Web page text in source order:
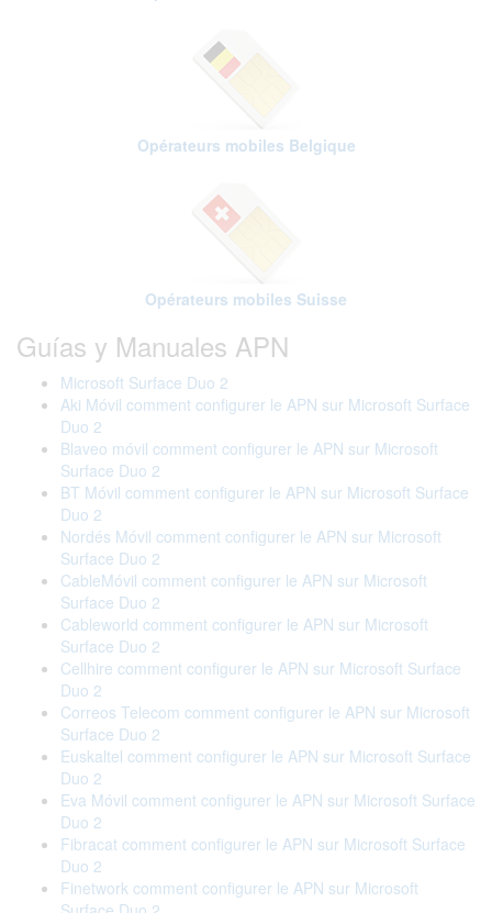
Opérateurs mobiles Belgique
Opérateurs mobiles Suisse
Guías y Manuales APN
Microsoft Surface Duo 2
Aki Móvil comment configurer le APN sur Microsoft Surface
Duo 2
Blaveo móvil comment configurer le APN sur Microsoft
Surface Duo 2
BT Móvil comment configurer le APN sur Microsoft Surface
Duo 2
Nordés Móvil comment configurer le APN sur Microsoft
Surface Duo 2
CableMóvil comment configurer le APN sur Microsoft
Surface Duo 2
Cableworld comment configurer le APN sur Microsoft
Surface Duo 2
Cellhire comment configurer le APN sur Microsoft Surface
Duo 2
Correos Telecom comment configurer le APN sur Microsoft
Surface Duo 2
Euskaltel comment configurer le APN sur Microsoft Surface
Duo 2
Eva Móvil comment configurer le APN sur Microsoft Surface
Duo 2
Fibracat comment configurer le APN sur Microsoft Surface
Duo 2
Finetwork comment configurer le APN sur Microsoft